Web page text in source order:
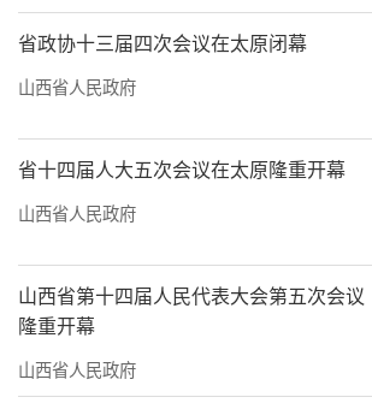
省政协十三届四次会议在太原闭幕
山西省人民政府
省十四届人大五次会议在太原隆重开幕
山西省人民政府
山西省第十四届人民代表大会第五次会议
隆重开幕
山西省人民政府